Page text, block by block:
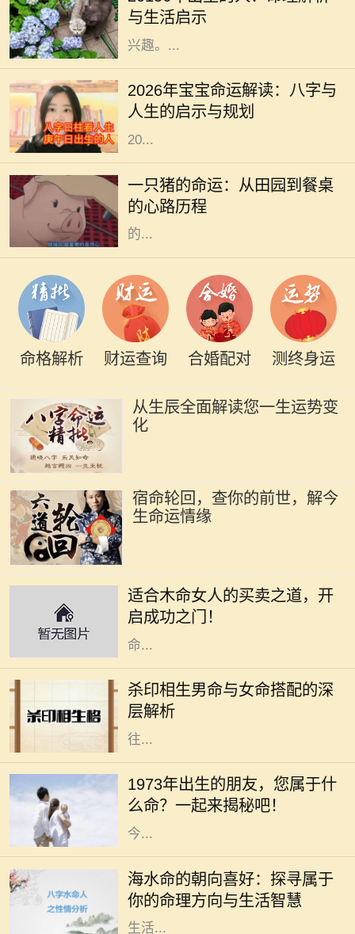
与生活启示
对这一年份的命理特征产生了浓厚的
兴趣。...
2026年宝宝命运解读：八字与
人生的启示与规划
在中华文化中，命理学与八字的研究
一直以来备受关注。每一个新生命的
降临，都与其出生年份、月份、日期
和时间紧密相连。从这个角度出发，
20...
一只猪的命运：从田园到餐桌
的心路历程
在阳光明媚的午后，农田里传来阵阵
悦耳的叫声，一只肥胖的猪悠然自得
地在泥土中打滚。它的生活似乎无忧
无虑，每天享受着阳光、青草和农民
的...
命格解析 财运查询 合婚配对 测终身运
从生辰全面解读您一生运势变
化
宿命轮回，查你的前世，解今
生命运情缘
适合木命女人的买卖之道，开
启成功之门！
力，她们通常具有强烈的好奇心和创
造精神，适合从事与艺术、教育、咨
询等相关的行业。本文将深入探讨木
命...
杀印相生男命与女命搭配的深
层解析
在命理学中，男女命的搭配一直是一
个重要的话题，尤其是杀印相生的男
命。这种命格的特点是：杀星有力，
印绶相生，意味着这个男性的个性往
往...
1973年出生的朋友，您属于什
么命？一起来揭秘吧！
在中华文化中，每个人的命运都与其
出生的年份、五行和生肖密切相关。
1973年，这个年份不仅是新历史的起
点，更是成千上万生命的诞生之年。
今...
海水命的朝向喜好：探寻属于
你的命理方向与生活智慧
在命理学中，海水命是一种受人喜爱
的命格。它代表着依赖变化与流动的
特性，仿佛大海一般，能够包容万
象，适应环境。而海水命的人在选择
生活...